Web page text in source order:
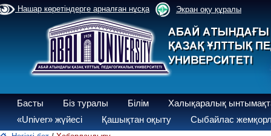
Нашар көретіндерге арналған нұсқа Экран оқу құралы
Басты Біз туралы Білім
Халықаралық
«Univer» жүйесі
Қашықтан оқыту Сыбайлас